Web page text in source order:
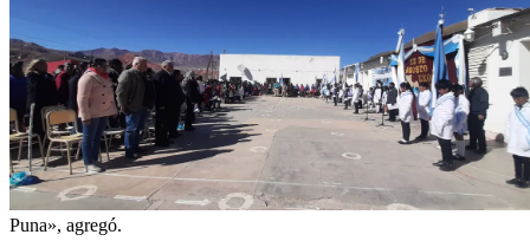
Puna», agregó.